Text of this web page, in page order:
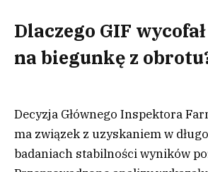
Dlaczego GIF
na biegunkę z
Decyzja Głównego Inspektora
ma związek z uzyskaniem w
badaniach stabilności wyników